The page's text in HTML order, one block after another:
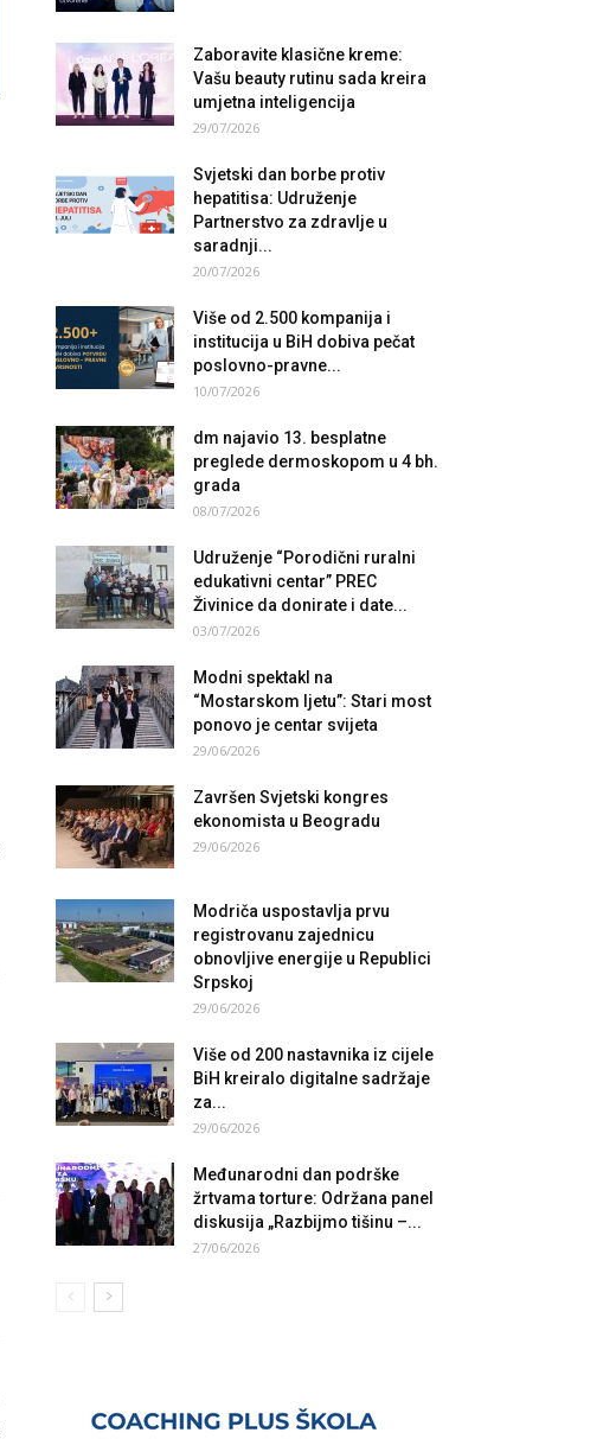
Zaboravite klasične kreme:
Vašu beauty rutinu sada kreira
umjetna inteligencija
29/07/2026
Svjetski dan borbe protiv
hepatitisa: Udruženje
Partnerstvo za zdravlje u
saradnji...
20/07/2026
Više od 2.500 kompanija i
institucija u BiH dobiva pečat
poslovno-pravne...
10/07/2026
dm najavio 13. besplatne
preglede dermoskopom u 4 bh.
grada
08/07/2026
Udruženje “Porodični ruralni
edukativni centar” PREC
Živinice da donirate i date...
03/07/2026
Modni spektakl na
“Mostarskom ljetu”: Stari most
ponovo je centar svijeta
29/06/2026
Završen Svjetski kongres
ekonomista u Beogradu
29/06/2026
Modriča uspostavlja prvu
registrovanu zajednicu
obnovljive energije u Republici
Srpskoj
29/06/2026
Više od 200 nastavnika iz cijele
BiH kreiralo digitalne sadržaje
za...
29/06/2026
Međunarodni dan podrške
žrtvama torture: Održana panel
diskusija „Razbijmo tišinu –...
27/06/2026